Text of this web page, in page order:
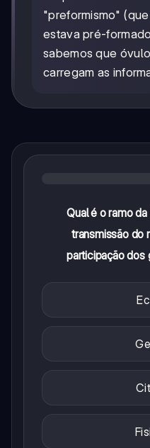
"preformismo"
estava pré-
sabemos que
carregam as
Qual é o ramo
transmissão do
participação dos